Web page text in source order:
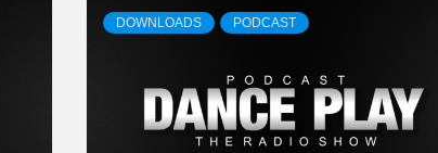
DOWNLOADS PODCAST